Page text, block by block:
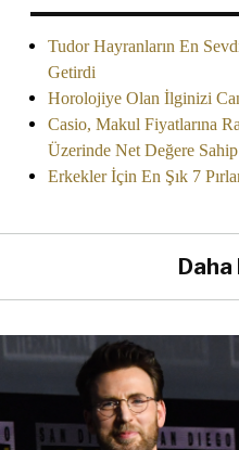
Tudor Hayranların En
Getirdi
Horolojiye Olan İlginizi
Casio, Makul Fiyatlarına
Üzerinde Net Değere Sahip
Erkekler İçin En Şık 7
Daha